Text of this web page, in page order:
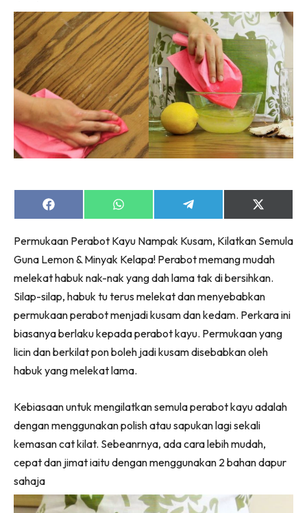
Landskap
DIY
Bilik Air
Bilik Tidur
Dapur
Ruang Makan
Make Over
Bilik Air
Ruang Makan
Menarik Lagi
Casa Impiana
Impiana Makeover
Destinasi
High Rise
Landed
Video
Beli Di Mana
Ilham Impiana
Share
on
Share
on
Share
on
Share
on
(Twitter)
Permukaan Perabot Kayu Nampak Kusam, Kilatkan Semula
Guna Lemon & Minyak Kelapa! Perabot memang mudah
melekat habuk nak-nak yang dah lama tak di bersihkan.
Silap-silap, habuk tu terus melekat dan menyebabkan
permukaan perabot menjadi kusam dan kedam. Perkara ini
biasanya berlaku kepada perabot kayu. Permukaan yang
licin dan berkilat pon boleh jadi kusam disebabkan oleh
habuk yang melekat lama.
Kebiasaan untuk mengilatkan semula perabot kayu adalah
dengan menggunakan polish atau sapukan lagi sekali
kemasan cat kilat. Sebeanrnya, ada cara lebih mudah,
cepat dan jimat iaitu dengan menggunakan 2 bahan dapur
sahaja